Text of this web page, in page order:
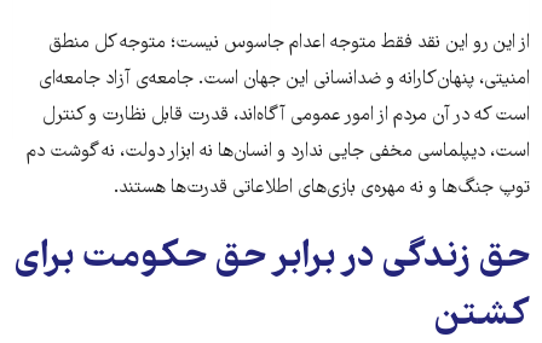
از این رو این نقد فقط متوجه اعدام جاسوس نیست؛ متوجه کل منطق
امنیتی، پنهان‌کارانه و ضدانسانی این جهان است. جامعه‌ی آزاد جامعه‌ای
است که در آن مردم از امور عمومی آگاه‌اند، قدرت قابل نظارت و کنترل
است، دیپلماسی مخفی جایی ندارد و انسان‌ها نه ابزار دولت، نه گوشت دم
توپ جنگ‌ها و نه مهره‌ی بازی‌های اطلاعاتی قدرت‌ها هستند.
حق زندگی در برابر حق حکومت برای
کشتن